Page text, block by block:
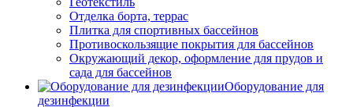
Отделка борта, террас
Плитка для спортивных бассейнов
Противоскользящие покрытия для бассейнов
Окружающий декор, оформление для прудов и
сада для бассейнов
Оборудование для
дезинфекции